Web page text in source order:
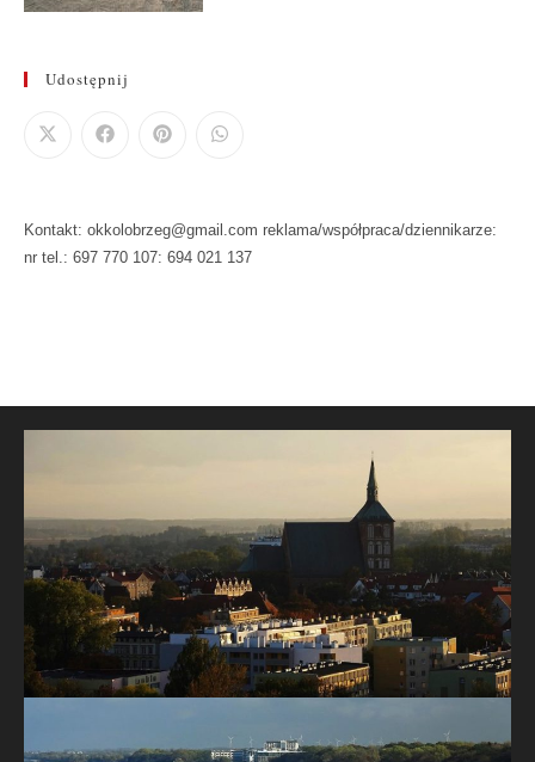
Udostępnij
Kontakt: okkolobrzeg@gmail.com reklama/współpraca/dziennikarze:
nr tel.: 697 770 107: 694 021 137